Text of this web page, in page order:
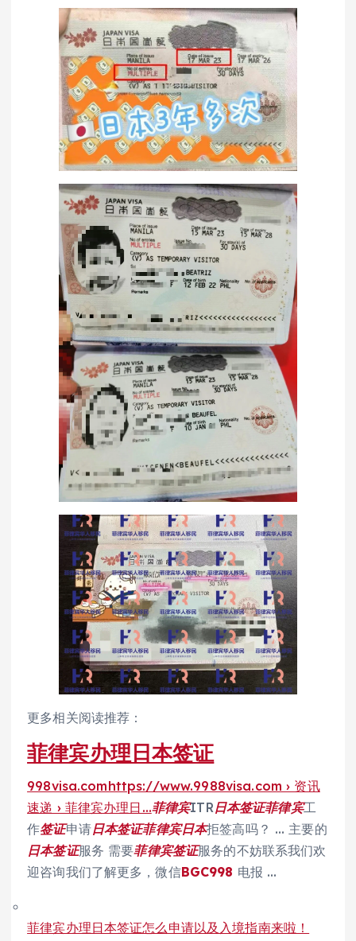
更多相关阅读推荐：
菲律宾办理日本签证
998visa.comhttps://www.9988visa.com › 资讯
速递 › 菲律宾办理日…菲律宾ITR日本签证菲律宾工
作签证申请日本签证菲律宾日本拒签高吗？ … 主要的
日本签证服务 需要菲律宾签证服务的不妨联系我们欢
迎咨询我们了解更多，微信BGC998 电报 …
菲律宾办理日本签证怎么申请以及入境指南来啦！